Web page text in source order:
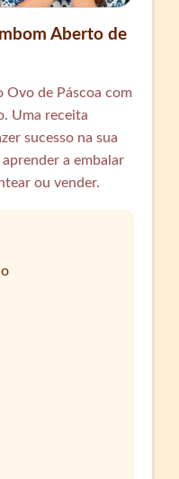
Aberto de
Ovo de Páscoa com
Uma receita
sucesso na sua
aprender a embalar
ou vender.